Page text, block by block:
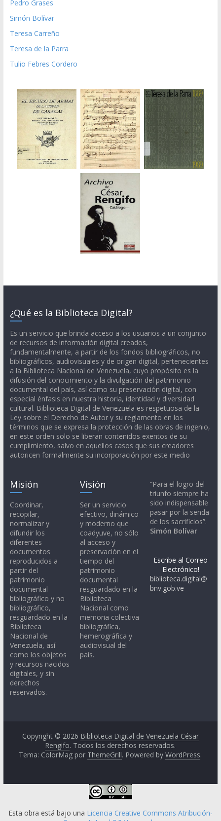
Pedro Grases
Simón Bolívar
Teresa Carreño
Teresa de la Parra
Tulio Febres Cordero
¿Qué es la Biblioteca Digital?
Es un servicio que brinda acceso a los usuarios a un conjunto
de recursos de información digital creados,
fundamentalmente, a partir de los fondos bibliográficos, no
bibliográficos, audiovisuales y de origen digital, pertenecientes
a la Biblioteca Nacional de Venezuela, cuyo propósito es la
difusión del conocimiento y la divulgación del patrimonio
documental del país, así como su preservación digital, con
especial énfasis en nuestra historia, identidad y diversidad
cultural. Biblioteca Digital de Venezuela es respetuosa de la
Ley sobre el Derecho de Autor y su reglamento en los
términos que se expresa la protección de las obras de ingenio,
en este orden solo se liberan contenidos exentos de su
cumplimiento, salvo en aquellos casos que sus creadores
autoricen formalmente su incorporación por este medio
Misión
Coordinar,
recopilar,
normalizar y
difundir los
diferentes
documentos
reproducidos a
partir del
patrimonio
documental
bibliográfico y no
bibliográfico,
resguardado en la
Biblioteca
Nacional de
Venezuela, así
como los objetos
y recursos nacidos
digitales, y sin
derechos
reservados.
Visión
Ser un servicio
efectivo, dinámico
y moderno que
coadyuve, no sólo
al acceso y
preservación en el
tiempo del
patrimonio
documental
resguardado en la
Biblioteca
Nacional como
memoria colectiva
bibliográfica,
hemerográfica y
audiovisual del
país.
“Para el logro del
triunfo siempre ha
sido indispensable
pasar por la senda
de los sacrificios”.
Simón Bolívar
Escribe al Correo
Electrónico!
biblioteca.digital@
bnv.gob.ve
Copyright © 2026 Biblioteca Digital de Venezuela César
Rengifo. Todos los derechos reservados.
Tema: ColorMag por ThemeGrill. Powered byWordPress.
Esta obra está bajo una Licencia Creative Commons Atribución-